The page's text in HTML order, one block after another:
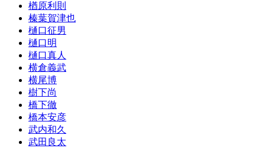
楢原利則
榛葉賀津也
樋口征男
樋口明
樋口真人
横倉義武
横尾博
樹下尚
橋下徹
橋本安彦
武内和久
武田良太